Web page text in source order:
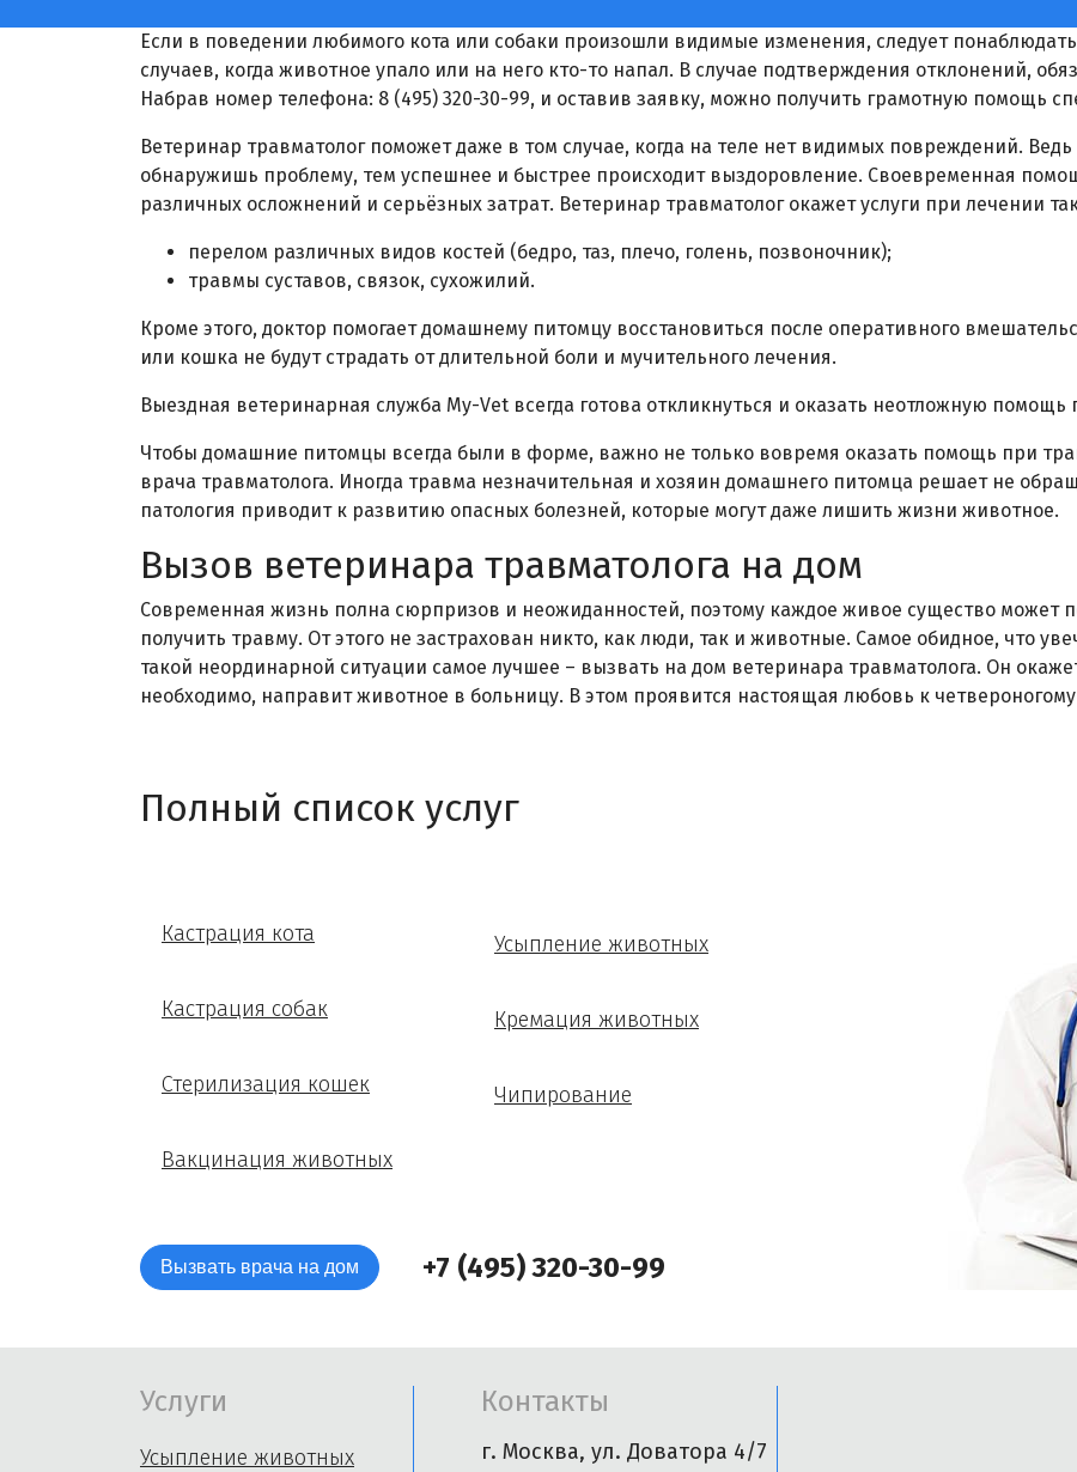
Если в поведении любимого кота или собаки произошли видимые изменения, следует понаблюдать
случаев, когда животное упало или на него кто-то напал. В случае подтверждения отклонений,
Набрав номер телефона: 8 (495) 320-30-99, и оставив заявку, можно получить грамотную помощь
Ветеринар травматолог поможет даже в том случае, когда на теле нет видимых повреждений.
обнаружишь проблему, тем успешнее и быстрее происходит выздоровление. Своевременная
различных осложнений и серьёзных затрат. Ветеринар травматолог окажет услуги при лечении
перелом различных видов костей (бедро, таз, плечо, голень, позвоночник);
травмы суставов, связок, сухожилий.
Кроме этого, доктор помогает домашнему питомцу восстановиться после оперативного
или кошка не будут страдать от длительной боли и мучительного лечения.
Выездная ветеринарная служба My-Vet всегда готова откликнуться и оказать неотложную
Чтобы домашние питомцы всегда были в форме, важно не только вовремя оказать помощь при
врача травматолога. Иногда травма незначительная и хозяин домашнего питомца решает не
патология приводит к развитию опасных болезней, которые могут даже лишить жизни животное.
Вызов ветеринара травматолога на дом
Современная жизнь полна сюрпризов и неожиданностей, поэтому каждое живое существо может
получить травму. От этого не застрахован никто, как люди, так и животные. Самое обидное, что
такой неординарной ситуации самое лучшее – вызвать на дом ветеринара травматолога. Он
необходимо, направит животное в больницу. В этом проявится настоящая любовь к четвероногому
Полный список услуг
Кастрация кота
Кастрация собак
Стерилизация кошек
Вакцинация животных
Усыпление животных
Кремация животных
Чипирование
Вызвать врача на дом +7 (495) 320-30-99
Услуги
Усыпление животных
Контакты
г. Москва, ул. Доватора 4/7